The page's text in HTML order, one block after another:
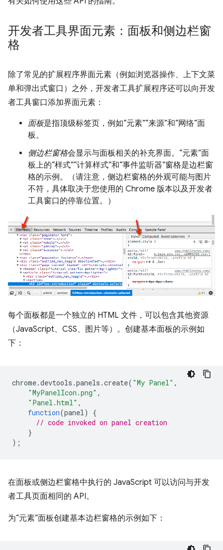
开发者工具界面元素：面板和侧边栏窗
格
除了常见的扩展程序界面元素（例如浏览器操作、上下文菜
单和弹出式窗口）之外，开发者工具扩展程序还可以向开发
者工具窗口添加界面元素：
面板是指顶级标签页，例如“元素”“来源”和“网络”面
板。
侧边栏窗格会显示与面板相关的补充界面。“元素”面
板上的“样式”“计算样式”和“事件监听器”窗格是边栏窗
格的示例。（请注意，侧边栏窗格的外观可能与图片
不符，具体取决于您使用的 Chrome 版本以及开发者
工具窗口的停靠位置。）
每个面板都是一个独立的 HTML 文件，可以包含其他资源
（JavaScript、CSS、图片等）。创建基本面板的示例如
下：
chrome.devtools .panels .create( "My Panel" ,
"MyPanelIcon.png" ,
"Panel.html" ,
function(panel)
{
// code invoked on panel creation
}
);
在面板或侧边栏窗格中执行的 JavaScript 可以访问与开发
者工具页面相同的 API。
为“元素”面板创建基本边栏窗格的示例如下：